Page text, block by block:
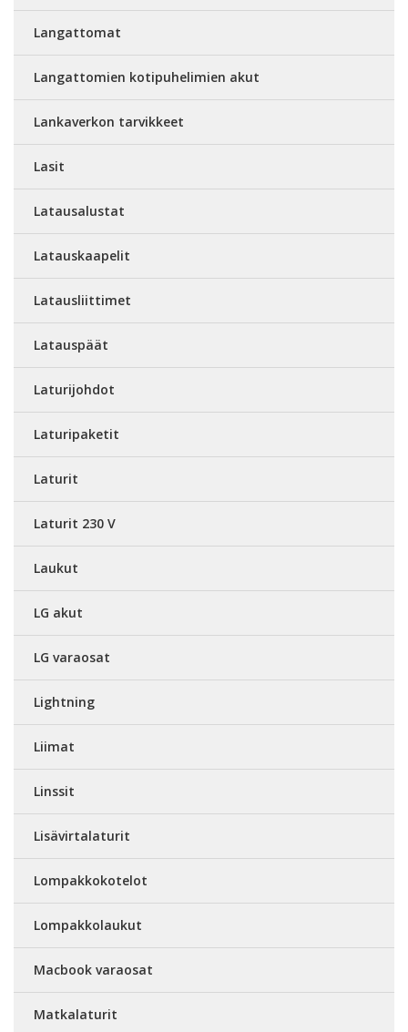
Langattomat
Langattomien kotipuhelimien akut
Lankaverkon tarvikkeet
Lasit
Latausalustat
Latauskaapelit
Latausliittimet
Latauspäät
Laturijohdot
Laturipaketit
Laturit
Laturit 230 V
Laukut
LG akut
LG varaosat
Lightning
Liimat
Linssit
Lisävirtalaturit
Lompakkokotelot
Lompakkolaukut
Macbook varaosat
Matkalaturit